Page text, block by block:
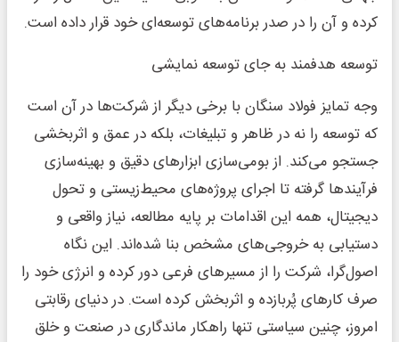
کرده و آن را در صدر برنامه‌های توسعه‌ای خود قرار داده است.
توسعه هدفمند به جای توسعه نمایشی
وجه تمایز فولاد سنگان با برخی دیگر از شرکت‌ها در آن است
که توسعه را نه در ظاهر و تبلیغات، بلکه در عمق و اثربخشی
جستجو می‌کند. از بومی‌سازی ابزارهای دقیق و بهینه‌سازی
فرآیندها گرفته تا اجرای پروژه‌های محیط‌زیستی و تحول
دیجیتال، همه این اقدامات بر پایه مطالعه، نیاز واقعی و
دستیابی به خروجی‌های مشخص بنا شده‌اند. این نگاه
اصول‌گرا، شرکت را از مسیرهای فرعی دور کرده و انرژی خود را
صرف کارهای پُربازده و اثربخش کرده است. در دنیای رقابتی
امروز، چنین سیاستی تنها راهکار ماندگاری در صنعت و خلق